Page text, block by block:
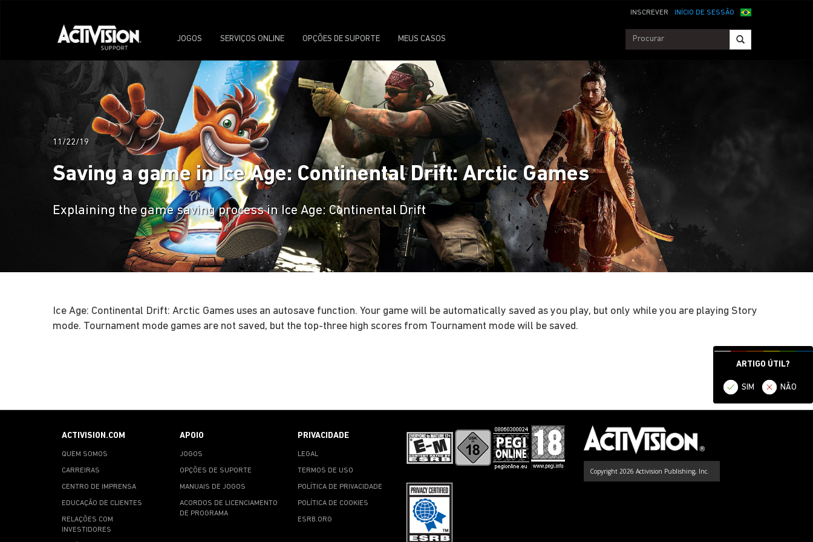
INÍCIO DE SESSÃO
INSCREVER
JOGOS SERVIÇOS ONLINE OPÇÕES DE SUPORTE MEUS CASOS
ARTIGO ÚTIL?
SIM NÃO
11/22/19
Saving a game in Ice Age: Continental Drift: Arctic Games
Explaining the game saving process in Ice Age: Continental Drift
Ice Age: Continental Drift: Arctic Games uses an autosave function. Your game will be automatically saved as you play, but only while you are playing Story
mode. Tournament mode games are not saved, but the top-three high scores from Tournament mode will be saved.
ACTIVISION.COM
QUEM SOMOS
CARREIRAS
CENTRO DE IMPRENSA
EDUCAÇÃO DE CLIENTES
RELAÇÕES COM
INVESTIDORES
APOIO
JOGOS
OPÇÕES DE SUPORTE
MANUAIS DE JOGOS
ACORDOS DE LICENCIAMENTO
DE PROGRAMA
PRIVACIDADE
LEGAL
TERMOS DE USO
POLÍTICA DE PRIVACIDADE
POLÍTICA DE COOKIES
ESRB.ORG
Copyright 2026 Activision Publishing, Inc.